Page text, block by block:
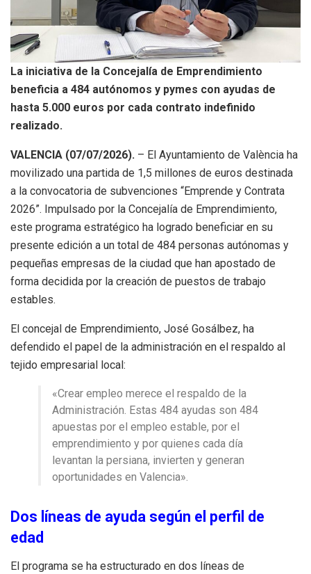
La iniciativa de la Concejalía de Emprendimiento
beneficia a 484 autónomos y pymes con ayudas de
hasta 5.000 euros por cada contrato indefinido
realizado.
VALENCIA (07/07/2026). – El Ayuntamiento de València ha
movilizado una partida de 1,5 millones de euros destinada
a la convocatoria de subvenciones “Emprende y Contrata
2026”. Impulsado por la Concejalía de Emprendimiento,
este programa estratégico ha logrado beneficiar en su
presente edición a un total de 484 personas autónomas y
pequeñas empresas de la ciudad que han apostado de
forma decidida por la creación de puestos de trabajo
estables.
El concejal de Emprendimiento, José Gosálbez, ha
defendido el papel de la administración en el respaldo al
tejido empresarial local:
«Crear empleo merece el respaldo de la
Administración. Estas 484 ayudas son 484
apuestas por el empleo estable, por el
emprendimiento y por quienes cada día
levantan la persiana, invierten y generan
oportunidades en Valencia».
Dos líneas de ayuda según el perfil de
edad
El programa se ha estructurado en dos líneas de